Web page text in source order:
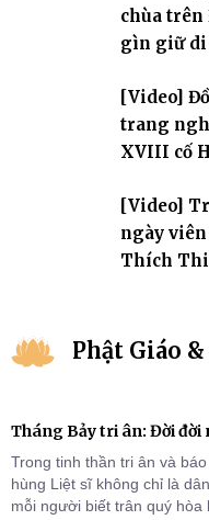
Phật tử đã đồng vân tập về
chùa trên
gìn giữ di
[Video]
trang
XVIII cố
[Video]
ngày
Thích
Phật Giáo
Tháng Bảy tri ân: Đời đời
Trong tinh thần tri ân và
hùng Liệt sĩ không chỉ là
mỗi người biết trân quý hòa